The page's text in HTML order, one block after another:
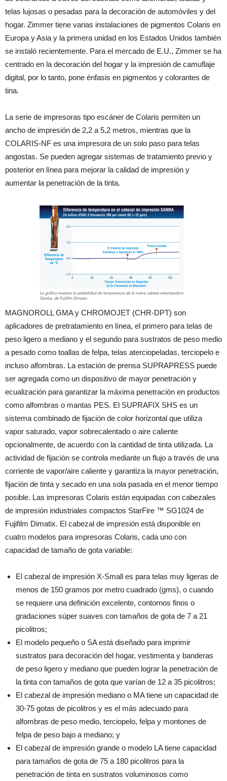
telas lujosas o pesadas para la decoración de automóviles y del
hogar. Zimmer tiene varias instalaciones de pigmentos Colaris en
Europa y Asia y la primera unidad en los Estados Unidos también
se instaló recientemente. Para el mercado de E.U., Zimmer se ha
centrado en la decoración del hogar y la impresión de camuflaje
digital, por lo tanto, pone énfasis en pigmentos y colorantes de
tina.
La serie de impresoras tipo escáner de Colaris permiten un
ancho de impresión de 2,2 a 5,2 metros, mientras que la
COLARIS-NF es una impresora de un solo paso para telas
angostas. Se pueden agregar sistemas de tratamiento previo y
posterior en línea para mejorar la calidad de impresión y
aumentar la penetración de la tinta.
MAGNOROLL GMA y CHROMOJET (CHR-DPT) son
aplicadores de pretratamiento en línea, el primero para telas de
peso ligero a mediano y el segundo para sustratos de peso medio
a pesado como toallas de felpa, telas aterciopeladas, terciopelo e
incluso alfombras. La estación de prensa SUPRAPRESS puede
ser agregada como un dispositivo de mayor penetración y
ecualización para garantizar la máxima penetración en productos
como alfombras o mantas PES. El SUPRAFIX SHS es un
sistema combinado de fijación de color horizontal que utiliza
vapor saturado, vapor sobrecalentado o aire caliente
opcionalmente, de acuerdo con la cantidad de tinta utilizada. La
actividad de fijación se controla mediante un flujo a través de una
corriente de vapor/aire caliente y garantiza la mayor penetración,
fijación de tinta y secado en una sola pasada en el menor tiempo
posible. Las impresoras Colaris están equipadas con cabezales
de impresión industriales compactos StarFire ™ SG1024 de
Fujifilm Dimatix. El cabezal de impresión está disponible en
cuatro modelos para impresoras Colaris, cada uno con
capacidad de tamaño de gota variable:
El cabezal de impresión X-Small es para telas muy ligeras de
menos de 150 gramos por metro cuadrado (gms), o cuando
se requiere una definición excelente, contornos finos o
gradaciones súper suaves con tamaños de gota de 7 a 21
picolitros;
El modelo pequeño o SA está diseñado para imprimir
sustratos para decoración del hogar, vestimenta y banderas
de peso ligero y mediano que pueden lograr la penetración de
la tinta con tamaños de gota que varían de 12 a 35 picolitros;
El cabezal de impresión mediano o MA tiene un capacidad de
30-75 gotas de picolitros y es el más adecuado para
alfombras de peso medio, terciopelo, felpa y montones de
felpa de peso bajo a mediano; y
El cabezal de impresión grande o modelo LA tiene capacidad
para tamaños de gota de 75 a 180 picolitros para la
penetración de tinta en sustratos voluminosos como